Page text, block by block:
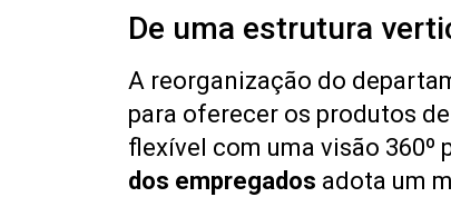
De uma estrutura
A reorganização do
para oferecer os produtos
flexível com uma visão
dos empregados adota um